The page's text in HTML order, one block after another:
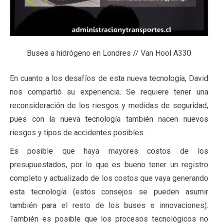
Buses a hidrógeno en Londres // Van Hool A330
En cuanto a los desafíos de esta nueva tecnología, David
nos compartió su experiencia. Se requiere tener una
reconsideración de los riesgos y medidas de seguridad,
pues con la nueva tecnología también nacen nuevos
riesgos y tipos de accidentes posibles.
Es posible que haya mayores costos de los
presupuestados, por lo que es bueno tener un registro
completo y actualizado de los costos que vaya generando
esta tecnología (estos consejos se pueden asumir
también para el resto de los buses e innovaciones).
También es posible que los procesos tecnológicos no